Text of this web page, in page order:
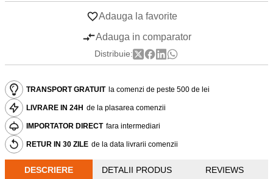
Adauga la favorite
Adauga in comparator
Distribuie:
TRANSPORT GRATUIT la comenzi de peste 500 de lei
LIVRARE IN 24H de la plasarea comenzii
IMPORTATOR DIRECT fara intermediari
RETUR IN 30 ZILE de la data livrarii comenzii
DESCRIERE DETALII PRODUS REVIEWS